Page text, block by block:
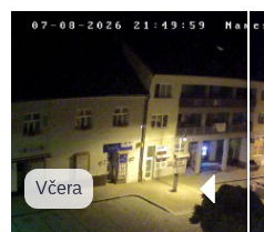
Včera